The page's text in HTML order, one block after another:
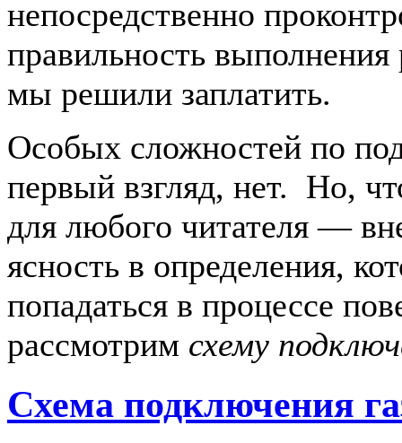
непосредственно
правильность
мы решили заплатить.
Особых сложностей по
первый взгляд, нет. Но,
для любого читателя —
ясность в определения,
попадаться в процессе
рассмотрим схему
Схема подключения